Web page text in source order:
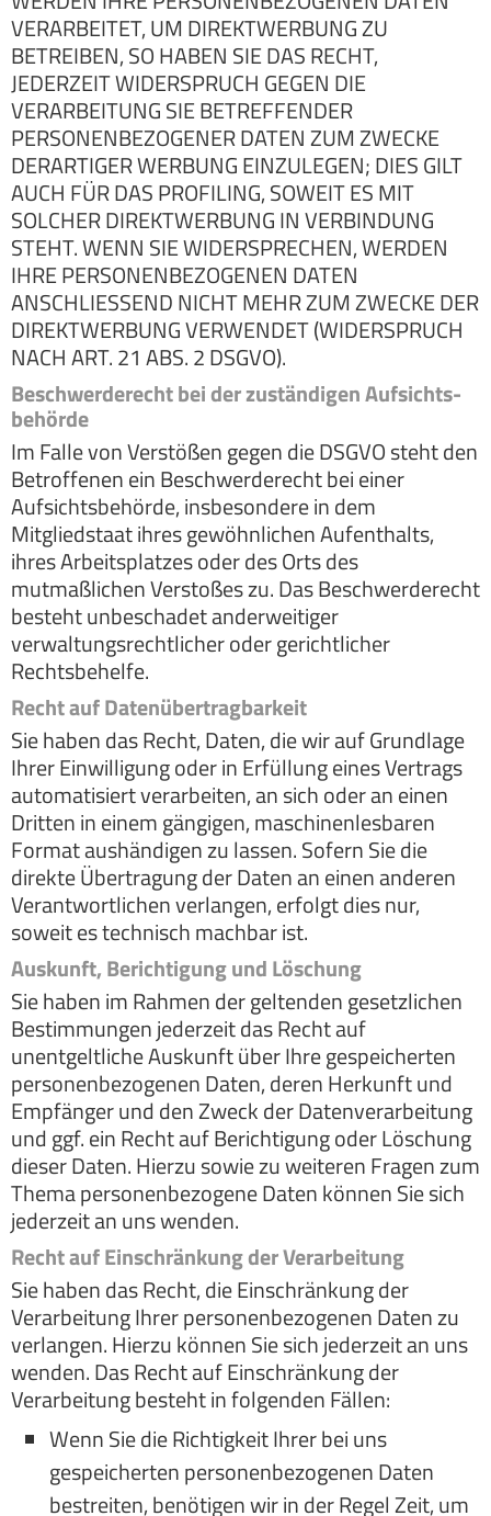
VERARBEITET, UM DIREKTWERBUNG ZU
BETREIBEN, SO HABEN SIE DAS RECHT,
JEDERZEIT WIDERSPRUCH GEGEN DIE
VERARBEITUNG SIE BETREFFENDER
PERSONENBEZOGENER DATEN ZUM ZWECKE
DERARTIGER WERBUNG EINZULEGEN; DIES GILT
AUCH FÜR DAS PROFILING, SOWEIT ES MIT
SOLCHER DIREKTWERBUNG IN VERBINDUNG
STEHT. WENN SIE WIDERSPRECHEN, WERDEN
IHRE PERSONENBEZOGENEN DATEN
ANSCHLIESSEND NICHT MEHR ZUM ZWECKE DER
DIREKTWERBUNG VERWENDET (WIDERSPRUCH
NACH ART. 21 ABS. 2 DSGVO).
Beschwerde­recht bei der zuständigen Aufsichts­
behörde
Im Falle von Verstößen gegen die DSGVO steht den
Betroffenen ein Beschwerderecht bei einer
Aufsichtsbehörde, insbesondere in dem
Mitgliedstaat ihres gewöhnlichen Aufenthalts,
ihres Arbeitsplatzes oder des Orts des
mutmaßlichen Verstoßes zu. Das Beschwerderecht
besteht unbeschadet anderweitiger
verwaltungsrechtlicher oder gerichtlicher
Rechtsbehelfe.
Recht auf Daten­übertrag­barkeit
Sie haben das Recht, Daten, die wir auf Grundlage
Ihrer Einwilligung oder in Erfüllung eines Vertrags
automatisiert verarbeiten, an sich oder an einen
Dritten in einem gängigen, maschinenlesbaren
Format aushändigen zu lassen. Sofern Sie die
direkte Übertragung der Daten an einen anderen
Verantwortlichen verlangen, erfolgt dies nur,
soweit es technisch machbar ist.
Auskunft, Berichtigung und Löschung
Sie haben im Rahmen der geltenden gesetzlichen
Bestimmungen jederzeit das Recht auf
unentgeltliche Auskunft über Ihre gespeicherten
personenbezogenen Daten, deren Herkunft und
Empfänger und den Zweck der Datenverarbeitung
und ggf. ein Recht auf Berichtigung oder Löschung
dieser Daten. Hierzu sowie zu weiteren Fragen zum
Thema personenbezogene Daten können Sie sich
jederzeit an uns wenden.
Recht auf Einschränkung der Verarbeitung
Sie haben das Recht, die Einschränkung der
Verarbeitung Ihrer personenbezogenen Daten zu
verlangen. Hierzu können Sie sich jederzeit an uns
wenden. Das Recht auf Einschränkung der
Verarbeitung besteht in folgenden Fällen:
Wenn Sie die Richtigkeit Ihrer bei uns
gespeicherten personenbezogenen Daten
bestreiten, benötigen wir in der Regel Zeit, um